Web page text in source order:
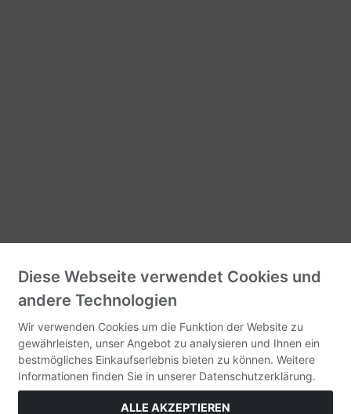
Diese Webseite verwendet Cookies und
andere Technologien
Wir verwenden Cookies um die Funktion der Website zu
gewährleisten, unser Angebot zu analysieren und Ihnen ein
bestmögliches Einkaufserlebnis bieten zu können. Weitere
Informationen finden Sie in unserer Datenschutzerklärung.
ALLE AKZEPTIEREN